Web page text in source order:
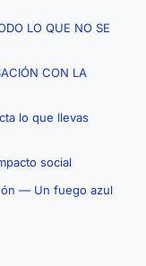
LO QUE NO SE
CON LA
lo que llevas
social
— Un fuego azul